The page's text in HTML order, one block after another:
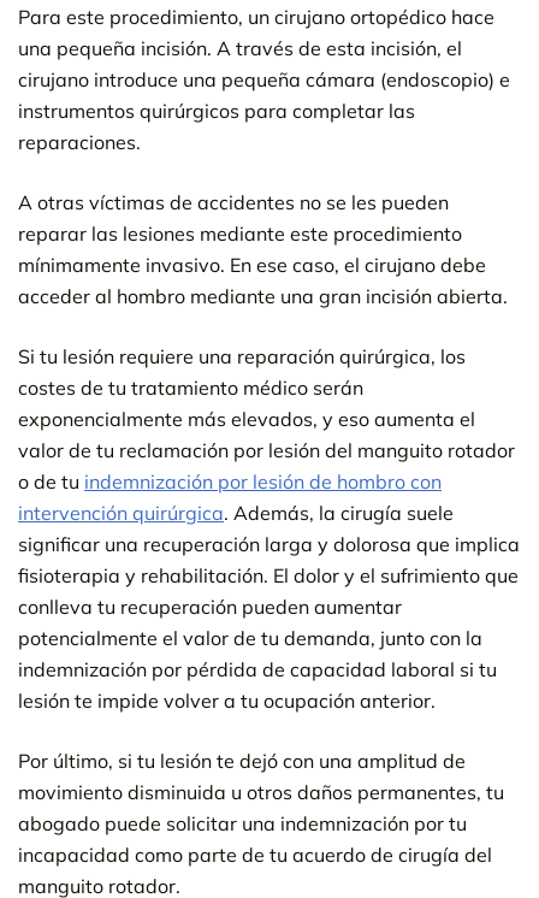
Para este procedimiento, un cirujano ortopédico hace
una pequeña incisión. A través de esta incisión, el
cirujano introduce una pequeña cámara (endoscopio) e
instrumentos quirúrgicos para completar las
reparaciones.
A otras víctimas de accidentes no se les pueden
reparar las lesiones mediante este procedimiento
mínimamente invasivo. En ese caso, el cirujano debe
acceder al hombro mediante una gran incisión abierta.
Si tu lesión requiere una reparación quirúrgica, los
costes de tu tratamiento médico serán
exponencialmente más elevados, y eso aumenta el
valor de tu reclamación por lesión del manguito rotador
o de tu indemnización por lesión de hombro con
intervención quirúrgica. Además, la cirugía suele
significar una recuperación larga y dolorosa que implica
fisioterapia y rehabilitación. El dolor y el sufrimiento que
conlleva tu recuperación pueden aumentar
potencialmente el valor de tu demanda, junto con la
indemnización por pérdida de capacidad laboral si tu
lesión te impide volver a tu ocupación anterior.
Por último, si tu lesión te dejó con una amplitud de
movimiento disminuida u otros daños permanentes, tu
abogado puede solicitar una indemnización por tu
incapacidad como parte de tu acuerdo de cirugía del
manguito rotador.